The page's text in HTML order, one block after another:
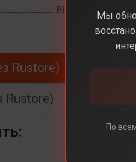
Black (Черный)
Rustore)
Rustore)
Мы
По